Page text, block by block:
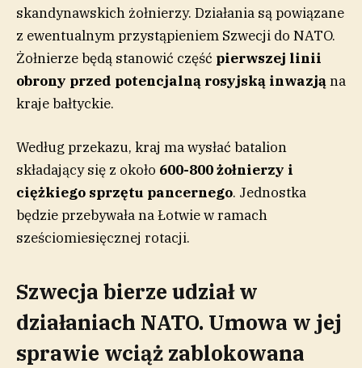
skandynawskich żołnierzy. Działania są powiązane
z ewentualnym przystąpieniem Szwecji do NATO.
Żołnierze będą stanowić część pierwszej linii
obrony przed potencjalną rosyjską inwazjąna
kraje bałtyckie.
Według przekazu, kraj ma wysłać batalion
składający się z około 600-800 żołnierzy i
ciężkiego sprzętu pancernego. Jednostka
będzie przebywała na Łotwie w ramach
sześciomiesięcznej rotacji.
Szwecja bierze udział w
działaniach NATO. Umowa w jej
sprawie wciąż zablokowana